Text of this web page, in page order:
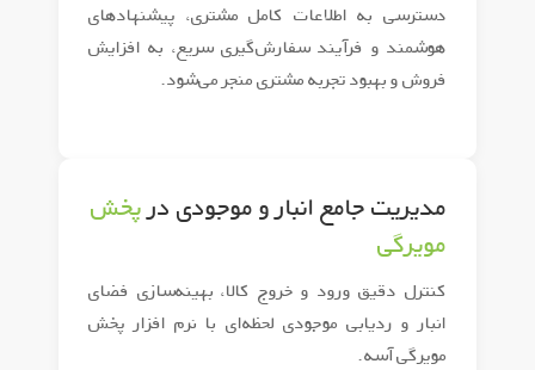
دسترسی به اطلاعات کامل مشتری، پیشنهادهای
هوشمند و فرآیند سفارش‌گیری سریع، به افزایش
فروش و بهبود تجربه مشتری منجر می‌شود.
مدیریت جامع انبار و موجودی در پخش
مویرگی
کنترل دقیق ورود و خروج کالا، بهینه‌سازی فضای
انبار و ردیابی موجودی لحظه‌ای با نرم افزار پخش
مویرگی آسه.